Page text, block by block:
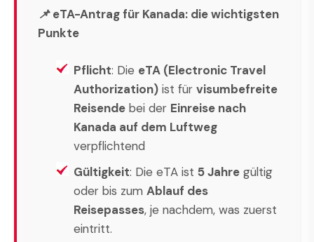
📌 eTA-Antrag für Kanada: die wichtigsten
Punkte
Pflicht: Die eTA (Electronic Travel
Authorization) ist für visumbefreite
Reisende bei der Einreise nach
Kanada auf dem Luftweg
verpflichtend
Gültigkeit: Die eTA ist 5 Jahre gültig
oder bis zum Ablauf des
Reisepasses, je nachdem, was zuerst
eintritt.